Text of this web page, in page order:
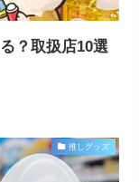
？取扱店10選
推しグッズ